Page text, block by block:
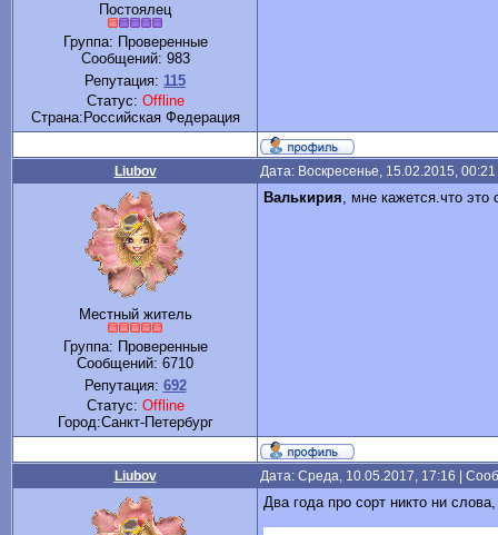
Постоялец
Группа: Проверенные
Сообщений: 983
Репутация: 115
Статус: Offline
Cтрана:Российская Федерация
Liubov Дата: Воскресенье, 15.02.2015,
Местный житель
Группа: Проверенные
Сообщений: 6710
Репутация: 692
Статус: Offline
Город:Санкт-Петербург
Валькирия, мне кажется.что это
Liubov Дата: Среда, 10.05.2017, 17:16 |
Два года про сорт никто ни